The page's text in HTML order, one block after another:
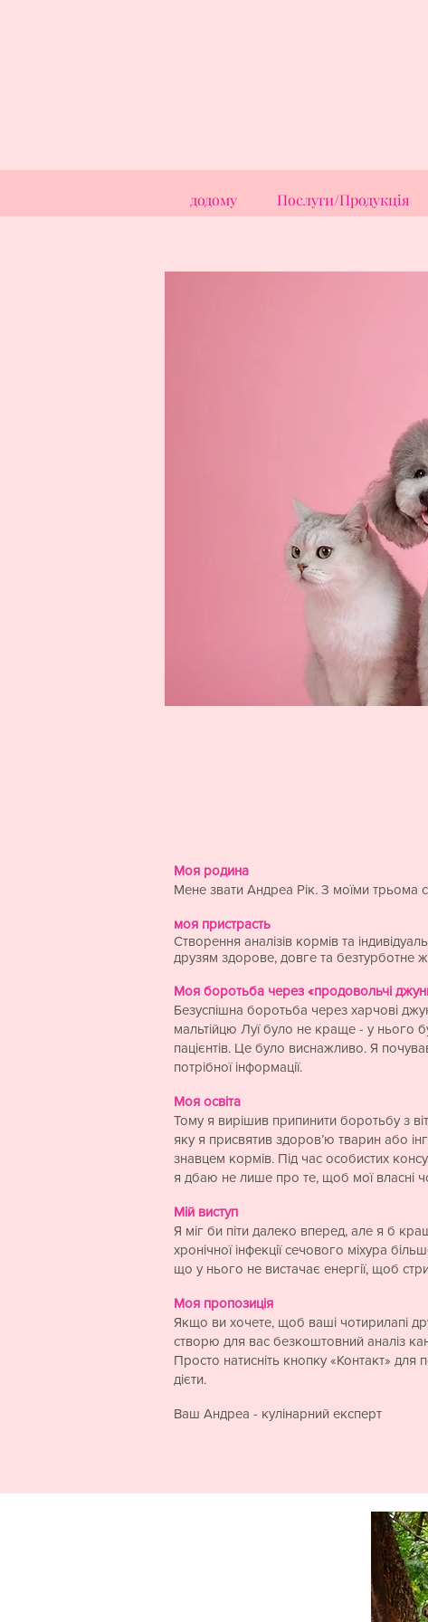
додому Послуги/Продукція
Моя родина
Мене звати Андреа Рік. З моїми трьома
моя пристрасть
Створення аналізів кормів та
друзям здорове, довге та безтурботне
Моя боротьба через «продовольчі
Безуспішна боротьба через харчові
мальтійцю Луї було не краще - у нього
пацієнтів. Це було виснажливо. Я
потрібної інформації.
Моя освіта
Тому я вирішив припинити боротьбу з
яку я присвятив здоров’ю тварин або
знавцем кормів. Під час особистих
я дбаю не лише про те, щоб мої власні
Мій виступ
Я міг би піти далеко вперед, але я б
хронічної інфекції сечового міхура
що у нього не вистачає енергії, щоб
Моя пропозиція​
Якщо ви хочете, щоб ваші чотирилапі
створю для вас безкоштовний аналіз
Просто натисніть кнопку «Контакт» для
дієти.
Ваш Андреа - кулінарний експерт